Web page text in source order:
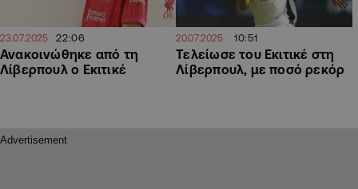
23.07.2025 22:06
Ανακοινώθηκε από τη
Λίβερπουλ ο Εκιτικέ
20.07.2025 10:51
Τελείωσε του Εκιτικέ στη
Λίβερπουλ, με ποσό ρεκόρ